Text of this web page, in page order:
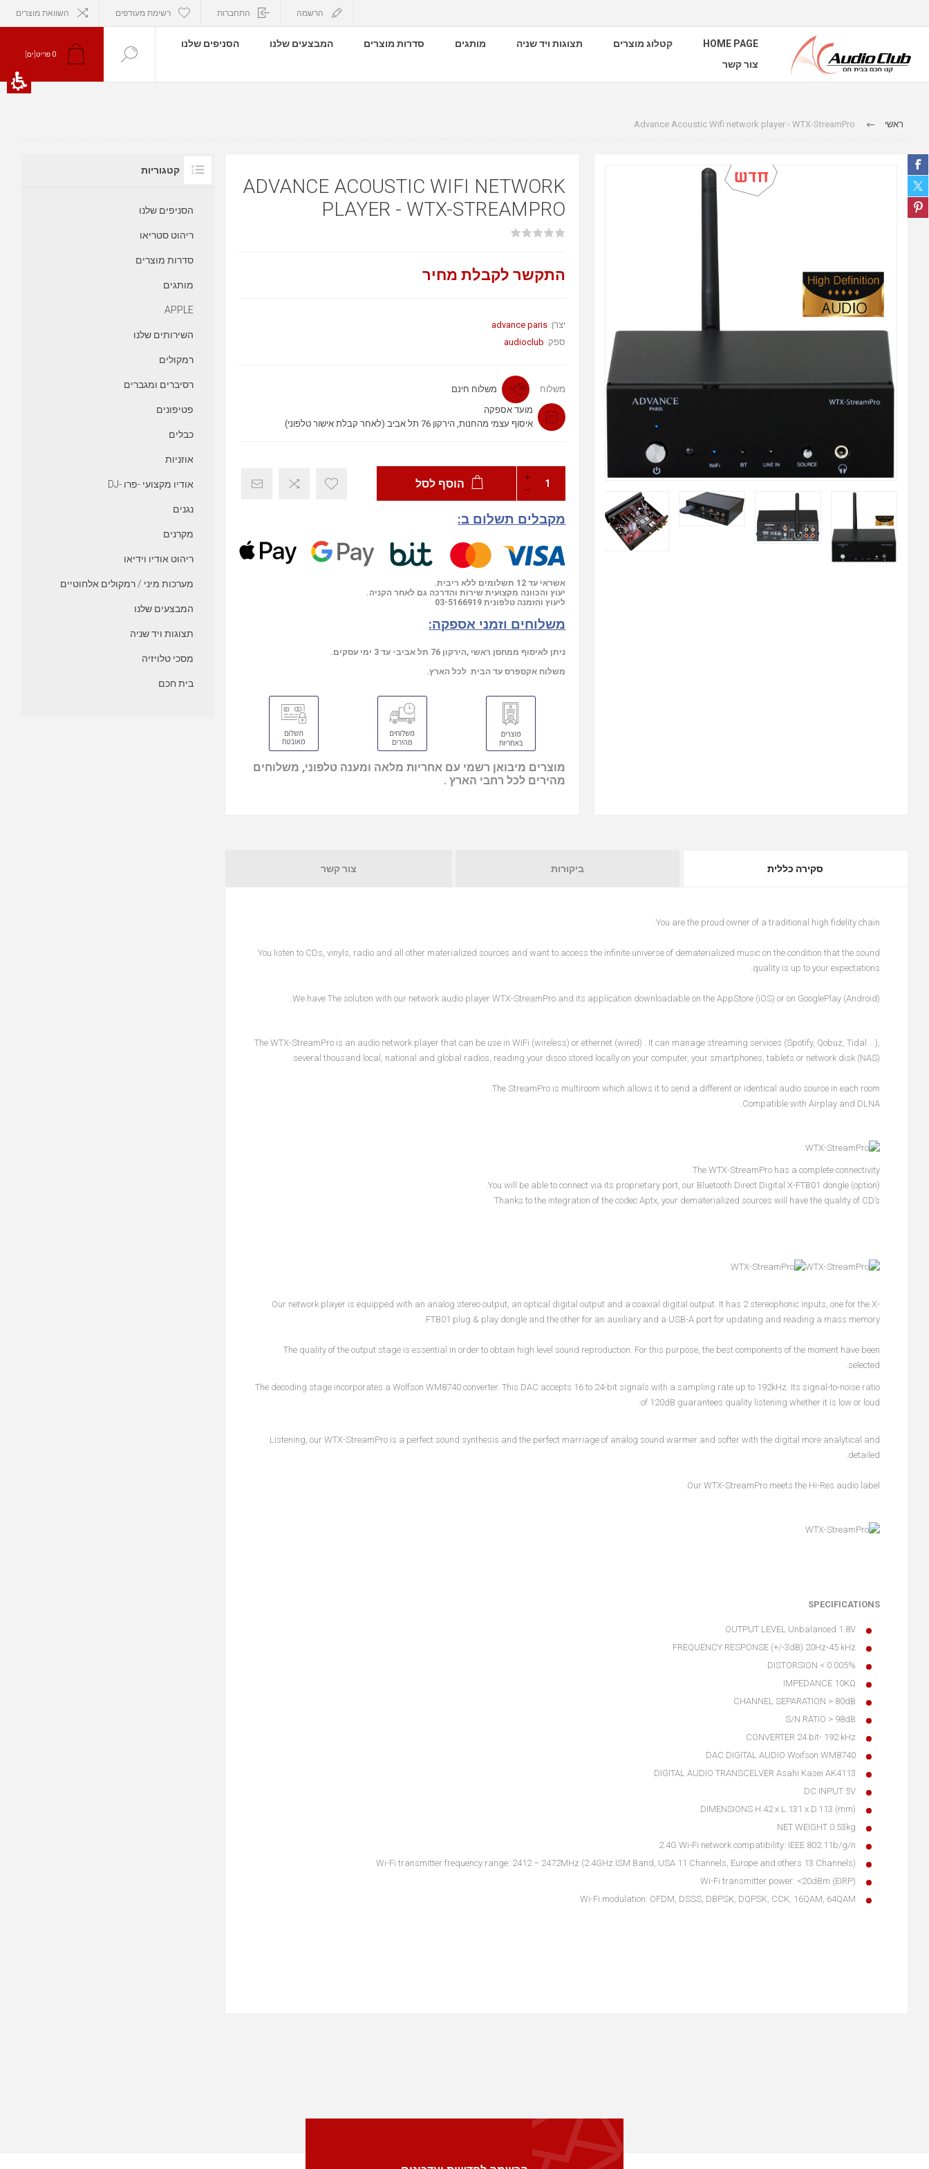
הרשמה התחברות רשימת מעודפים השוואת מוצרים
HOME PAGE קטלוג מוצרים תצוגות ויד שניה מותגים סדרות מוצרים המבצעים שלנו
הסניפים שלנו
צור קשר
0 פריט[ים]
ראשי Advance Acoustic Wifi network player - WTX-StreamPro
ADVANCE ACOUSTIC WIFI NETWORK
PLAYER - WTX-STREAMPRO
התקשר לקבלת מחיר
יצרן: advance paris
ספק: audioclub
משלוח
משלוח חינם
מועד אספקה
איסוף עצמי מהחנות, הירקון 76 תל אביב (לאחר קבלת אישור טלפוני)
הוסף לסל
מקבלים תשלום ב:
אשראי עד 12 תשלומים ללא ריבית.
יעוץ והכוונה מקצועית שירות והדרכה גם לאחר הקניה.
ליעוץ והזמנה טלפונית 03-5166919
משלוחים וזמני אספקה:
ניתן לאיסוף ממחסן ראשי ,הירקון 76 תל אביב- עד 3 ימי עסקים.
משלוח אקספרס עד הבית לכל הארץ.
מוצרים מיבואן רשמי עם אחריות מלאה ומענה טלפוני, משלוחים
מהירים לכל רחבי הארץ .
סקירה כללית ביקורות צור קשר
You are the proud owner of a traditional high fidelity chain.
You listen to CDs, vinyls, radio and all other materialized sources and want to access the infinite universe of dematerialized music on the condition that the sound
quality is up to your expectations.
We have The solution with our network audio player WTX-StreamPro and its application downloadable on the AppStore (iOS) or on GooglePlay (Android).
The WTX-StreamPro is an audio network player that can be use in WiFi (wireless) or ethernet (wired) . It can manage streaming services (Spotify, Qobuz, Tidal ...),
several thousand local, national and global radios, reading your disco stored locally on your computer, your smartphones, tablets or network disk (NAS).
The StreamPro is multiroom which allows it to send a different or identical audio source in each room.
Compatible with Airplay and DLNA.
The WTX-StreamPro has a complete connectivity.
You will be able to connect via its proprietary port, our Bluetooth Direct Digital X-FTB01 dongle (option).
Thanks to the integration of the codec Aptx, your dematerialized sources will have the quality of CD’s
Our network player is equipped with an analog stereo output, an optical digital output and a coaxial digital output. It has 2 stereophonic inputs, one for the X-
FTB01 plug & play dongle and the other for an auxiliary and a USB-A port for updating and reading a mass memory.
The quality of the output stage is essential in order to obtain high level sound reproduction. For this purpose, the best components of the moment have been
selected.
The decoding stage incorporates a Wolfson WM8740 converter. This DAC accepts 16 to 24-bit signals with a sampling rate up to 192kHz. Its signal-to-noise ratio
of 120dB guarantees quality listening whether it is low or loud.
Listening, our WTX-StreamPro is a perfect sound synthesis and the perfect marriage of analog sound warmer and softer with the digital more analytical and
detailed.
Our WTX-StreamPro meets the Hi-Res audio label.
SPECIFICATIONS
OUTPUT LEVEL Unbalanced 1.8V
FREQUENCY RESPONSE (+/-3dB) 20Hz-45 kHz
DISTORSION < 0.005%
IMPEDANCE 10KΩ
CHANNEL SEPARATION > 80dB
S/N RATIO > 98dB
CONVERTER 24 bit- 192 kHz
DAC DIGITAL AUDIO Woifson WM8740
DIGITAL AUDIO TRANSCELVER Asahi Kasei AK4113
DC INPUT 5V
DIMENSIONS H.42 x L.131 x D.113 (mm)
NET WEIGHT 0.53kg
2.4G Wi-Fi network compatibility: IEEE 802.11b/g/n
Wi-Fi transmitter frequency range: 2412 – 2472MHz (2.4GHz ISM Band, USA 11 Channels, Europe and others 13 Channels)
Wi-Fi transmitter power: <20dBm (EIRP)
Wi-Fi modulation: OFDM, DSSS, DBPSK, DQPSK, CCK, 16QAM, 64QAM
קטגוריות
הסניפים שלנו
ריהוט סטריאו
סדרות מוצרים
מותגים
APPLE
השירותים שלנו
רמקולים
רסיברים ומגברים
פטיפונים
כבלים
אוזניות
אודיו מקצועי -פרו -DJ
נגנים
מקרנים
ריהוט אודיו וידיאו
מערכות מיני / רמקולים אלחוטיים
המבצעים שלנו
תצוגות ויד שניה
מסכי טלויזיה
בית חכם